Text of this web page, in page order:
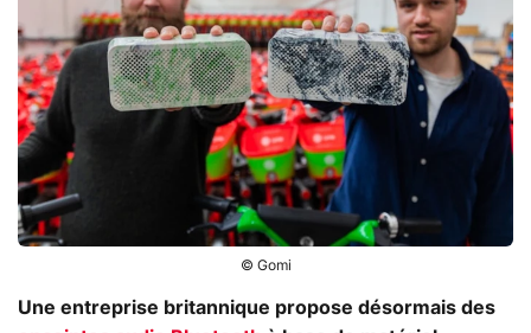
© Gomi
Une entreprise britannique propose désormais des